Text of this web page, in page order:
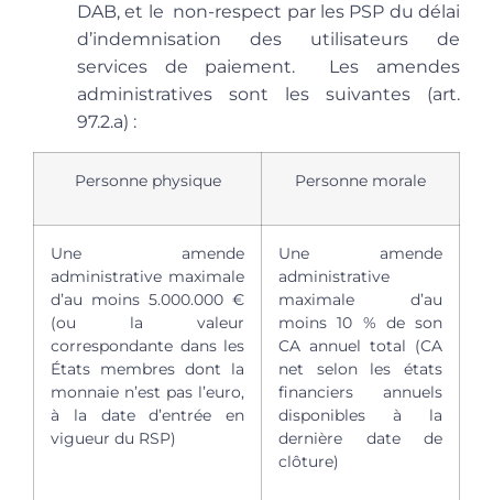
DAB, et le non-respect par les PSP du délai
d’indemnisation des utilisateurs de
services de paiement. Les amendes
administratives sont les suivantes (art.
97.2.a) :
Personne physique Personne morale
Une amende
administrative maximale
d’au moins 5.000.000 €
(ou la valeur
correspondante dans les
États membres dont la
monnaie n’est pas l’euro,
à la date d’entrée en
vigueur du RSP)
Une amende
administrative
maximale d’au
moins 10 % de son
CA annuel total (CA
net selon les états
financiers annuels
disponibles à la
dernière date de
clôture)